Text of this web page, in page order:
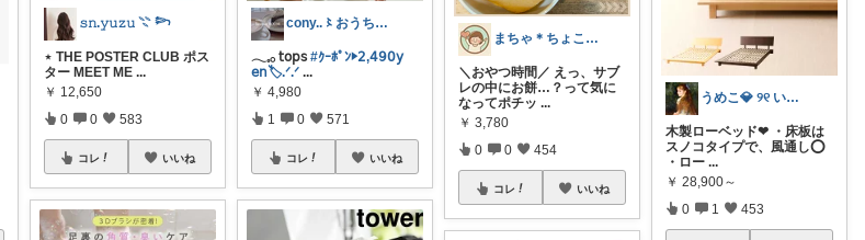
𝚜𝚗.𝚢𝚞𝚣𝚞 𓇢 𓆸
⋆ THE POSTER CLUB ポス
ター MEET ME...
￥ 12,650
0 0 583
コレ いいね
cony..〻おうち時間とインテリア
𓂃𓈒𓂂 𝗍𝗈𝗉𝗌#ｸｰﾎﾟﾝ▶︎𝟤,𝟦𝟫𝟢𝗒
𝖾𝗇🏷️.ᐟ.ᐟ ...
￥ 4,980
1 0 571
コレ いいね
まちゃ＊ちょこっとご褒美スイーツ×暮らし
＼おやつ時間／ えっ、サブ
レの中にお餅…？って気に
なってポチッ ...
￥ 3,780
0 0 454
コレ いいね
うめこ💎 ୨୧ いつも感謝 ୨୧
木製ローベッド❤︎ ・床板は
スノコタイプで、風通し⭕️
・ロー ...
￥ 28,900～
0 1 453